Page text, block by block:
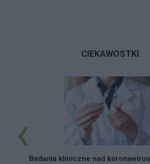
CIEKAWOSTKI
Badania kliniczne nad
‹